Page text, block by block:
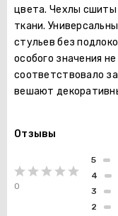
цвета. Чехлы сшиты
ткани.
стульев без
особого значения
соответствовало
вешают
Отзывы
0
2
3
4
5